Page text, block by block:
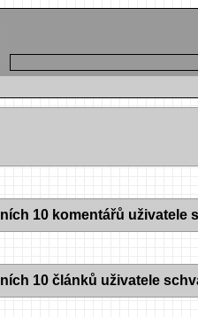
10 komentářů uživatele
10 článků uživatele